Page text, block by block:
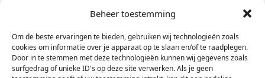
Beheer toestemming
Om de beste ervaringen te bieden, gebruiken wij technologieën zoals
cookies om informatie over je apparaat op te slaan en/of te raadplegen.
Door in te stemmen met deze technologieën kunnen wij gegevens zoals
surfgedrag of unieke ID's op deze site verwerken. Als je geen
Dagelijks het laatste nieuws in je e-mail?
Vul
hier
je